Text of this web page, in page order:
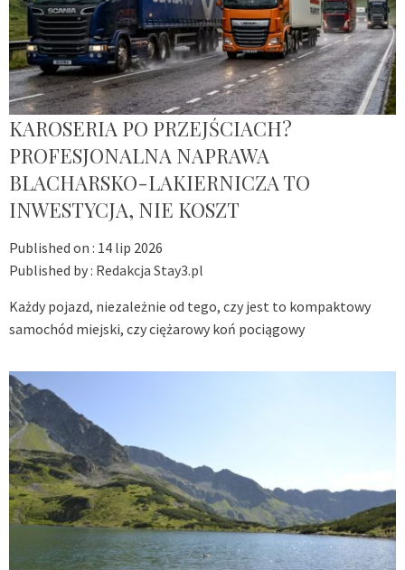
KAROSERIA PO PRZEJŚCIACH?
PROFESJONALNA NAPRAWA
BLACHARSKO-LAKIERNICZA TO
INWESTYCJA, NIE KOSZT
Published on : 14 lip 2026
Published by : Redakcja Stay3.pl
Każdy pojazd, niezależnie od tego, czy jest to kompaktowy
samochód miejski, czy ciężarowy koń pociągowy